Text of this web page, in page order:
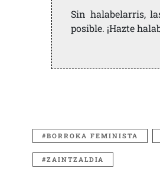
Sin halabelarris,
posible. ¡Hazte
BORROKA FEMINISTA
ZAINTZALDIA